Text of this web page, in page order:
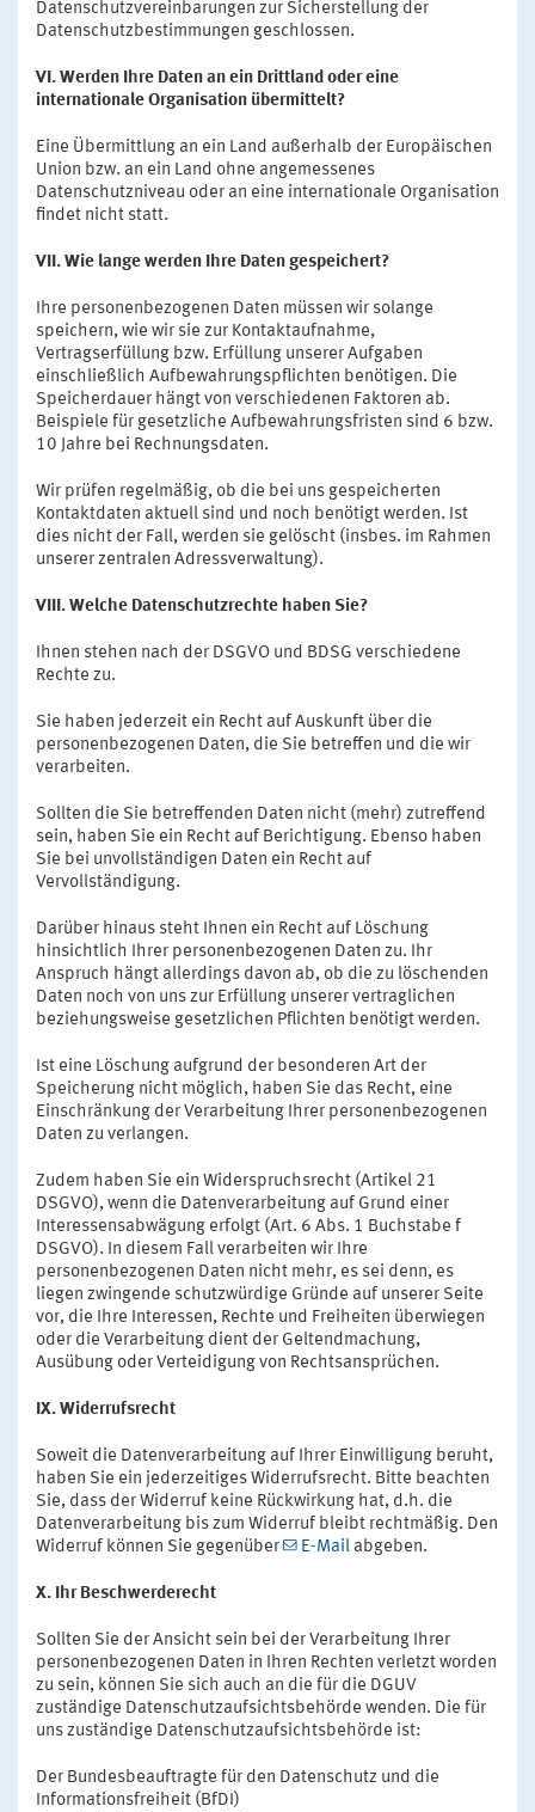
Datenschutzvereinbarungen zur Sicherstellung der
Datenschutzbestimmungen geschlossen.
VI. Werden Ihre Daten an ein Drittland oder eine
internationale Organisation übermittelt?
Eine Übermittlung an ein Land außerhalb der Europäischen
Union bzw. an ein Land ohne angemessenes
Datenschutzniveau oder an eine internationale Organisation
findet nicht statt.
VII. Wie lange werden Ihre Daten gespeichert?
Ihre personenbezogenen Daten müssen wir solange
speichern, wie wir sie zur Kontaktaufnahme,
Vertragserfüllung bzw. Erfüllung unserer Aufgaben
einschließlich Aufbewahrungspflichten benötigen. Die
Speicherdauer hängt von verschiedenen Faktoren ab.
Beispiele für gesetzliche Aufbewahrungsfristen sind 6 bzw.
10 Jahre bei Rechnungsdaten.
Wir prüfen regelmäßig, ob die bei uns gespeicherten
Kontaktdaten aktuell sind und noch benötigt werden. Ist
dies nicht der Fall, werden sie gelöscht (insbes. im Rahmen
unserer zentralen Adressverwaltung).
VIII. Welche Datenschutzrechte haben Sie?
Ihnen stehen nach der DSGVO und BDSG verschiedene
Rechte zu.
Sie haben jederzeit ein Recht auf Auskunft über die
personenbezogenen Daten, die Sie betreffen und die wir
verarbeiten.
Sollten die Sie betreffenden Daten nicht (mehr) zutreffend
sein, haben Sie ein Recht auf Berichtigung. Ebenso haben
Sie bei unvollständigen Daten ein Recht auf
Vervollständigung.
Darüber hinaus steht Ihnen ein Recht auf Löschung
hinsichtlich Ihrer personenbezogenen Daten zu. Ihr
Anspruch hängt allerdings davon ab, ob die zu löschenden
Daten noch von uns zur Erfüllung unserer vertraglichen
beziehungsweise gesetzlichen Pflichten benötigt werden.
Ist eine Löschung aufgrund der besonderen Art der
Speicherung nicht möglich, haben Sie das Recht, eine
Einschränkung der Verarbeitung Ihrer personenbezogenen
Daten zu verlangen.
Zudem haben Sie ein Widerspruchsrecht (Artikel 21
DSGVO), wenn die Datenverarbeitung auf Grund einer
Interessensabwägung erfolgt (Art. 6 Abs. 1 Buchstabe f
DSGVO). In diesem Fall verarbeiten wir Ihre
personenbezogenen Daten nicht mehr, es sei denn, es
liegen zwingende schutzwürdige Gründe auf unserer Seite
vor, die Ihre Interessen, Rechte und Freiheiten überwiegen
oder die Verarbeitung dient der Geltendmachung,
Ausübung oder Verteidigung von Rechtsansprüchen.
IX. Widerrufsrecht
Soweit die Datenverarbeitung auf Ihrer Einwilligung beruht,
haben Sie ein jederzeitiges Widerrufsrecht. Bitte beachten
Sie, dass der Widerruf keine Rückwirkung hat, d.h. die
Datenverarbeitung bis zum Widerruf bleibt rechtmäßig. Den
Widerruf können Sie gegenüber
E-Mail abgeben.
X. Ihr Beschwerderecht
Sollten Sie der Ansicht sein bei der Verarbeitung Ihrer
personenbezogenen Daten in Ihren Rechten verletzt worden
zu sein, können Sie sich auch an die für die DGUV
zuständige Datenschutzaufsichtsbehörde wenden. Die für
uns zuständige Datenschutzaufsichtsbehörde ist:
Der Bundesbeauftragte für den Datenschutz und die
Informationsfreiheit (BfDI)